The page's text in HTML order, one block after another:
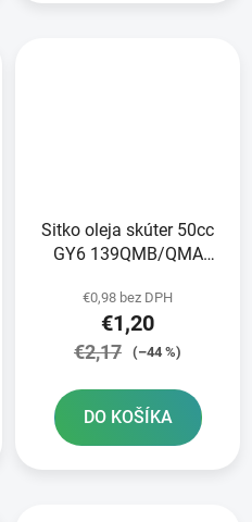
Sitko oleja skúter 50cc
GY6 139QMB/QMA
152/157QMI
€0,98 bez DPH
€1,20
€2,17 (–44 %)
DO KOŠÍKA